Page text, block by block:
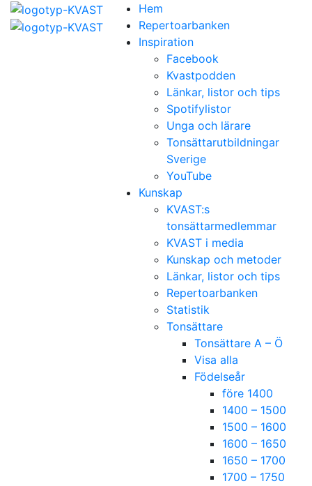
Hem
Repertoarbanken
Inspiration
Facebook
Kvastpodden
Länkar, listor och tips
Spotifylistor
Unga och lärare
Tonsättarutbildningar
Sverige
YouTube
Kunskap
KVAST:s
tonsättarmedlemmar
KVAST i media
Kunskap och metoder
Länkar, listor och tips
Repertoarbanken
Statistik
Tonsättare
Tonsättare A – Ö
Visa alla
Födelseår
före 1400
1400 – 1500
1500 – 1600
1600 – 1650
1650 – 1700
1700 – 1750